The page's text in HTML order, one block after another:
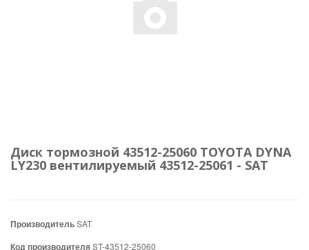
Диск тормозной 43512-25060 TOYOTA DYNA
LY230 вентилируемый 43512-25061 - SAT
ПроизводительSAT
Код производителяST-43512-25060